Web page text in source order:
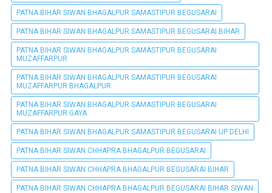
PATNA BIHAR SIWAN BHAGALPUR SAMASTIPUR BEGUSARAI
PATNA BIHAR SIWAN BHAGALPUR SAMASTIPUR BEGUSARAI BIHAR
PATNA BIHAR SIWAN BHAGALPUR SAMASTIPUR BEGUSARAI
MUZAFFARPUR
PATNA BIHAR SIWAN BHAGALPUR SAMASTIPUR BEGUSARAI
MUZAFFARPUR BHAGALPUR
PATNA BIHAR SIWAN BHAGALPUR SAMASTIPUR BEGUSARAI
MUZAFFARPUR GAYA
PATNA BIHAR SIWAN BHAGALPUR SAMASTIPUR BEGUSARAI UP DELHI
PATNA BIHAR SIWAN CHHAPRA BHAGALPUR BEGUSARAI
PATNA BIHAR SIWAN CHHAPRA BHAGALPUR BEGUSARAI BIHAR
PATNA BIHAR SIWAN CHHAPRA BHAGALPUR BEGUSARAI BIHAR SIWAN